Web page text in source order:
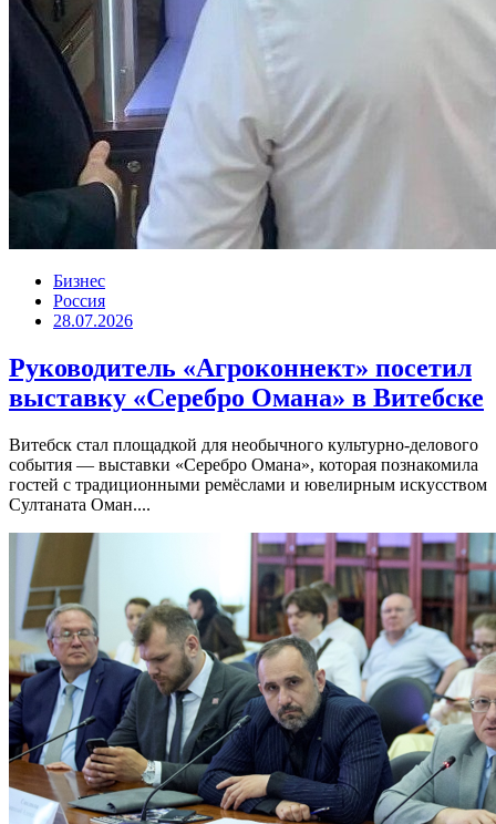
Бизнес
Россия
28.07.2026
Руководитель «Агроконнект» посетил
выставку «Серебро Омана» в Витебске
Витебск стал площадкой для необычного культурно-делового
события — выставки «Серебро Омана», которая познакомила
гостей с традиционными ремёслами и ювелирным искусством
Султаната Оман....